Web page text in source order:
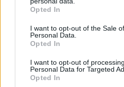
grant or deny consent to Google
use your data for below specified
consent section.
Opted In
I want to opt-out of the Sale
Personal Data.
Opted In
I want to opt-out of
Personal Data for Targeted
Opted In
όταν μάθουν ότι το
πλήρωσε 35.000 λίρες για
τον Έλγιν τα αρχαία που
εκτιμήσουν περισσότερο...
Τέλος, ο S. Best
διατύπωσαν στη Βουλή